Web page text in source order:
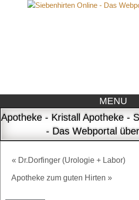
MENU
Apotheke - Kristall Apotheke -
- Das Webportal
« Dr.Dorfinger (Urologie + Labor)
Apotheke zum guten Hirten »